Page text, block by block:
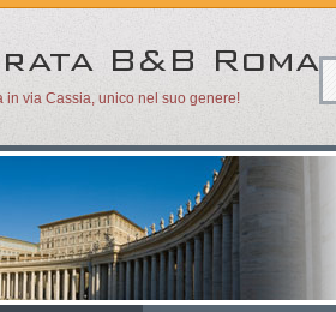
in via Cassia, unico nel suo genere!